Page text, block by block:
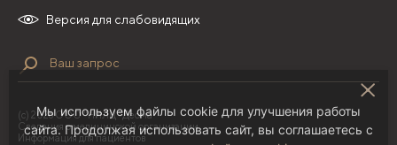
Версия для слабовидящих
(с) 2026 ООО "НИЛЦ "Деома"
Сведения о медицинской организации
Информация для пациентов
Мы используем файлы cookie для улучшения работы
сайта. Продолжая использовать сайт, вы соглашаетесь с